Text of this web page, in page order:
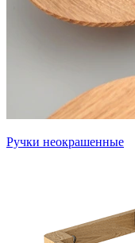
Ручки неокрашенные